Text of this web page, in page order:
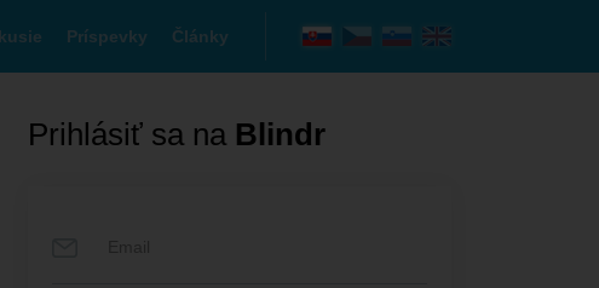
Príspevky Články
Prihlásiť sa na Blindr